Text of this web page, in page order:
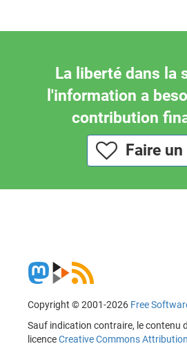
La liberté dans la
l'information a
contribution
Faire un
Copyright © 2001-2026 Free
Sauf indication contraire, le contenu
licenceCreative Commons